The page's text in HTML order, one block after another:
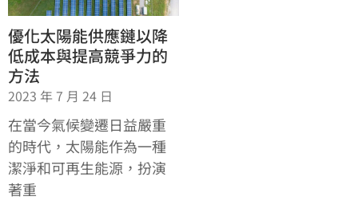
優化太陽能供應鏈以降
低成本與提高競爭力的
方法
2023 年 7 月 24 日
在當今氣候變遷日益嚴重
的時代，太陽能作為一種
潔淨和可再生能源，扮演
著重